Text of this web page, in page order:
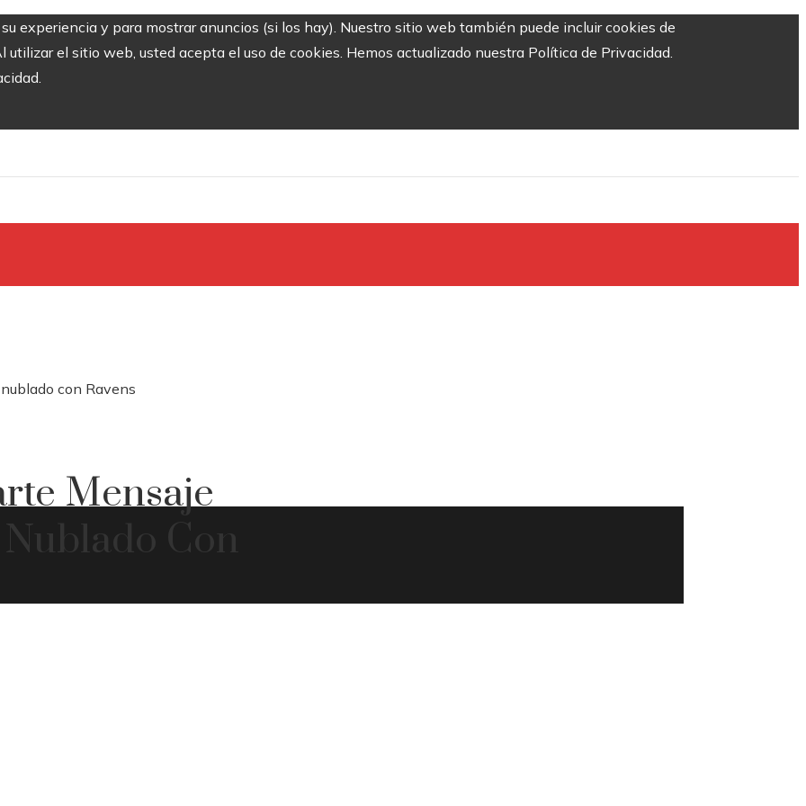
experiencia y para mostrar anuncios (si los hay). Nuestro sitio web también puede incluir cookies de
utilizar el sitio web, usted acepta el uso de cookies. Hemos actualizado nuestra Política de Privacidad.
con Ravens
Mensaje
Con